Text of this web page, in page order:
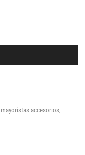
mayoristas accesorios